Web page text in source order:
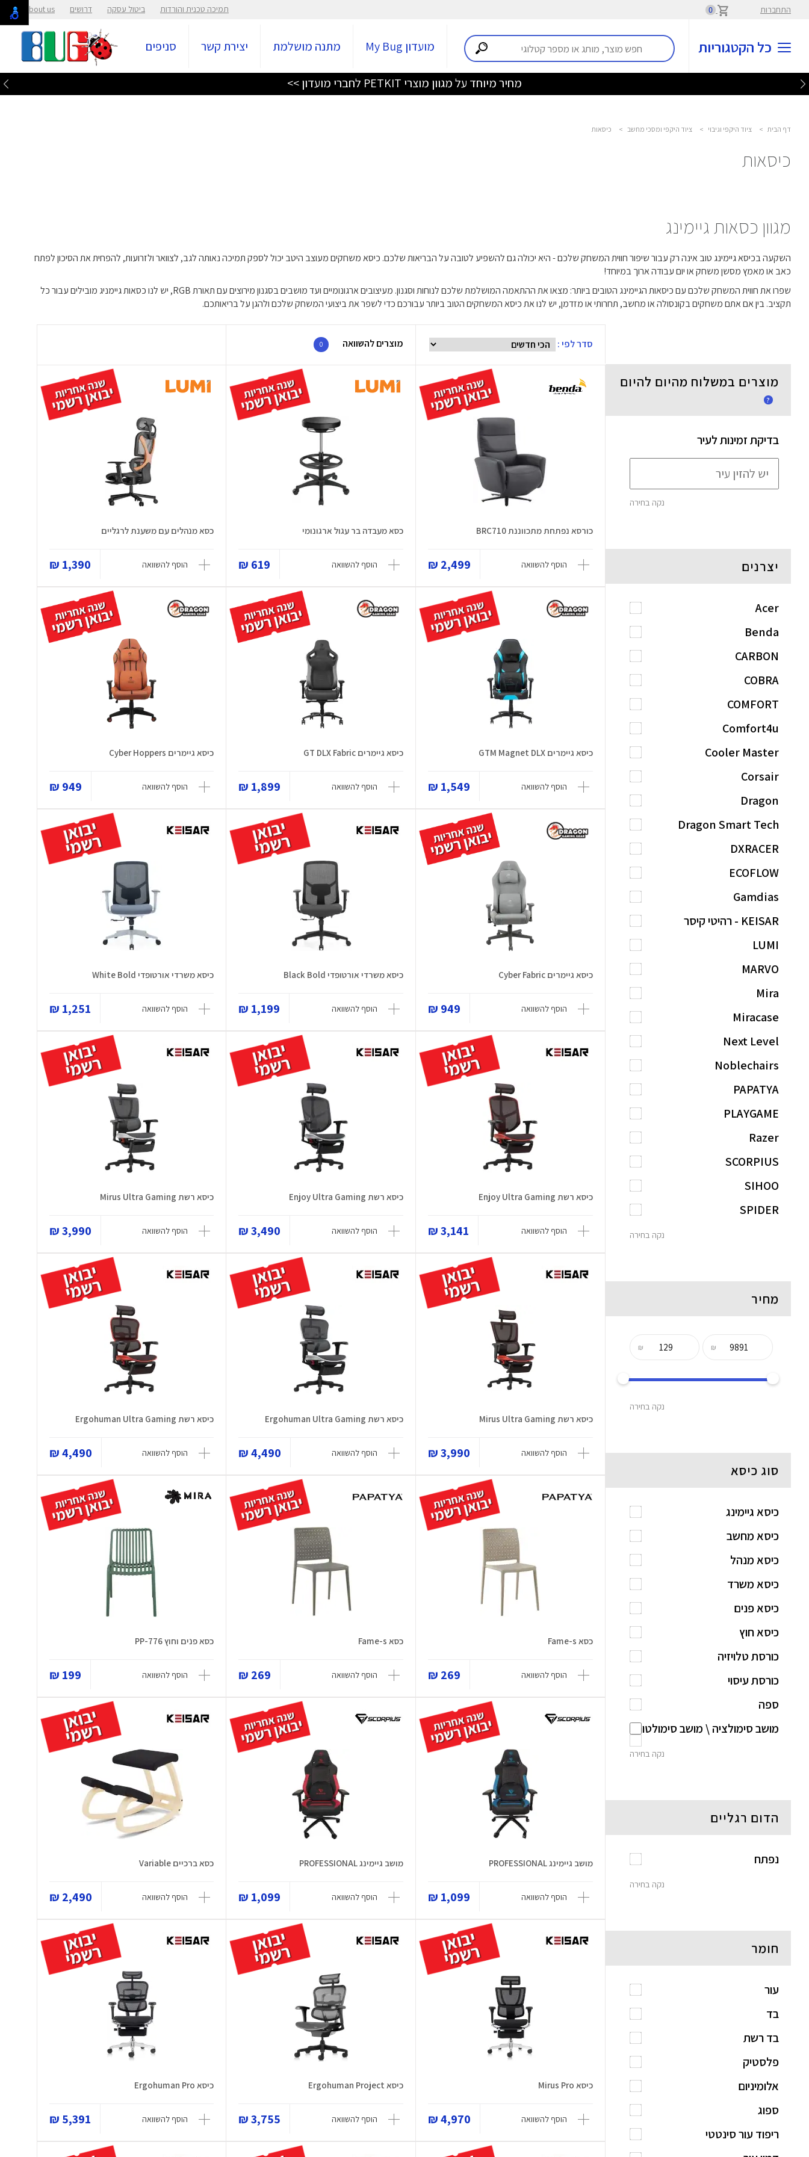
התחברות 0 תמיכה טכנית והורדות ביטול עסקה דרושים About us
כל הקטגוריות מועדון My Bug מתנה מושלמת יצירת קשר סניפים
מחיר מיוחד על מגוון מוצרי PETKIT לחברי מועדון >>
דף הבית > ציוד היקפי וגיבוי > ציוד היקפי ומסכי מחשב > כיסאות
כיסאות
מגוון כסאות גיימינג
השקעה בכיסא גיימינג טוב אינה רק עבור שיפור חווית המשחק שלכם - היא יכולה גם להשפיע לטובה על הבריאות שלכם. כיסא משחקים מעוצב היטב יכול לספק תמיכה נאותה לגב, לצוואר ולזרועות, להפחית את הסיכון לפתח
כאב או מאמץ מסשן משחק או יום עבודה ארוך במיוחד!
שפרו את חווית המשחק שלכם עם כיסאות הגיימינג הטובים ביותר: מצאו את ההתאמה המושלמת שלכם לנוחות וסגנון. מעיצובים ארגונומיים ועד מושבים בסגנון מירוצים עם תאורת RGB, יש לנו כסאות גיימניג מובילים עבור כל
תקציב. בין אם אתם משחקים בקונסולה או מחשב, תחרותי או מזדמן, יש לנו את כיסא המשחקים הטוב ביותר עבורכם כדי לשפר את ביצועי המשחק שלכם ולהגן על בריאותכם.
סדר לפי : מוצרים להשוואה 0
כורסא נפתחת מתכווננת BRC710
הוסף להשוואה 2,499 ₪
כסא מעבדה בר עגול ארגונומי
הוסף להשוואה 619 ₪
כסא מנהלים עם משענת לרגליים
הוסף להשוואה 1,390 ₪
כיסא גיימרים GTM Magnet DLX
הוסף להשוואה 1,549 ₪
כיסא גיימרים GT DLX Fabric
הוסף להשוואה 1,899 ₪
כיסא גיימרים Cyber Hoppers
הוסף להשוואה 949 ₪
כיסא גיימרים Cyber Fabric
הוסף להשוואה 949 ₪
כיסא משרדי אורטופדי Black Bold
הוסף להשוואה 1,199 ₪
כיסא משרדי אורטופדי White Bold
הוסף להשוואה 1,251 ₪
כיסא רשת Enjoy Ultra Gaming
הוסף להשוואה 3,141 ₪
כיסא רשת Enjoy Ultra Gaming
הוסף להשוואה 3,490 ₪
כיסא רשת Mirus Ultra Gaming
הוסף להשוואה 3,990 ₪
כיסא רשת Mirus Ultra Gaming
הוסף להשוואה 3,990 ₪
כיסא רשת Ergohuman Ultra Gaming
הוסף להשוואה 4,490 ₪
כיסא רשת Ergohuman Ultra Gaming
הוסף להשוואה 4,490 ₪
כסא Fame-s
הוסף להשוואה 269 ₪
כסא Fame-s
הוסף להשוואה 269 ₪
כסא פנים וחוץ PP-776
הוסף להשוואה 199 ₪
מושב גיימינג PROFESSIONAL
הוסף להשוואה 1,099 ₪
מושב גיימינג PROFESSIONAL
הוסף להשוואה 1,099 ₪
כסא ברכיים Variable
הוסף להשוואה 2,490 ₪
כיסא Mirus Pro
הוסף להשוואה 4,970 ₪
כיסא Ergohuman Project
הוסף להשוואה 3,755 ₪
כיסא Ergohuman Pro
הוסף להשוואה 5,391 ₪
מוצרים במשלוח מהיום להיום
?
בדיקת זמינות לעיר
נקה בחירה
יצרנים
Acer
Benda
CARBON
COBRA
COMFORT
Comfort4u
Cooler Master
Corsair
Dragon
Dragon Smart Tech
DXRACER
ECOFLOW
Gamdias
KEISAR - רהיטי קיסר
LUMI
MARVO
Mira
Miracase
Next Level
Noblechairs
PAPATYA
PLAYGAME
Razer
SCORPIUS
SIHOO
SPIDER
נקה בחירה
מחיר
₪
₪
נקה בחירה
סוג כיסא
כיסא גיימינג
כיסא מחשב
כיסא מנהל
כיסא משרד
כיסא פנים
כיסא חוץ
כורסת טלויזיה
כורסת עיסוי
ספה
מושב סימולציה \ מושב סימולטור
נקה בחירה
הדום רגליים
נפתח
נקה בחירה
חומר
עור
בד
בד רשת
פלסטיק
אלומיניום
ספוג
ריפוד עור סינטטי